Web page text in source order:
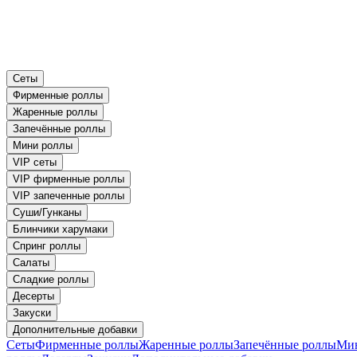
Сеты
Фирменные роллы
Жаренные роллы
Запечённые роллы
Мини роллы
VIP сеты
VIP фирменные роллы
VIP запеченные роллы
Суши/Гунканы
Блинчики харумаки
Спринг роллы
Салаты
Сладкие роллы
Десерты
Закуски
Дополнительные добавки
СетыФирменные роллыЖаренные роллыЗапечённые роллы